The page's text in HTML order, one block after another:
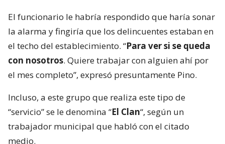
El funcionario le habría respondido que haría sonar
la alarma y fingiría que los delincuentes estaban en
el techo del establecimiento. “Para ver si se queda
con nosotros. Quiere trabajar con alguien ahí por
el mes completo”, expresó presuntamente Pino.
Incluso, a este grupo que realiza este tipo de
“servicio” se le denomina “El Clan“, según un
trabajador municipal que habló con el citado
medio.